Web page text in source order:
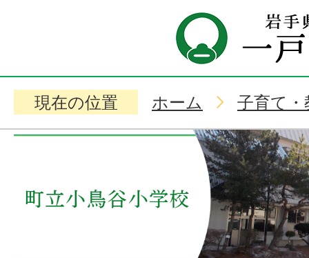
現在の位置 ホーム 子育て・